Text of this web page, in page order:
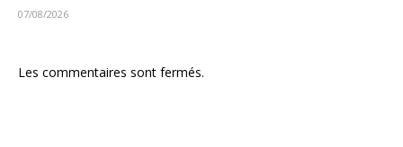
07/08/2026
Les commentaires sont fermés.